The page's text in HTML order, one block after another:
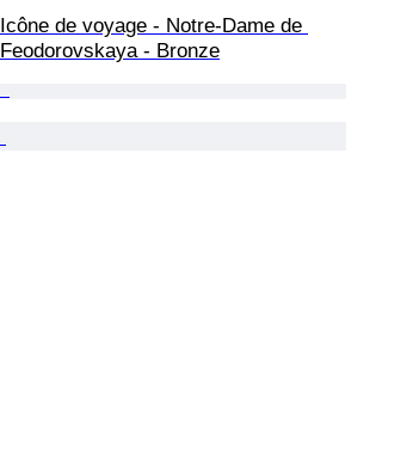
Icône de voyage - Notre-Dame de
Feodorovskaya - Bronze